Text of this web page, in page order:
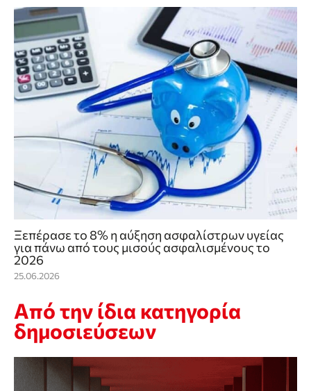
Ξεπέρασε το 8% η αύξηση ασφαλίστρων υγείας
για πάνω από τους μισούς ασφαλισμένους το
2026
25.06.2026
Από την ίδια κατηγορία
δημοσιεύσεων